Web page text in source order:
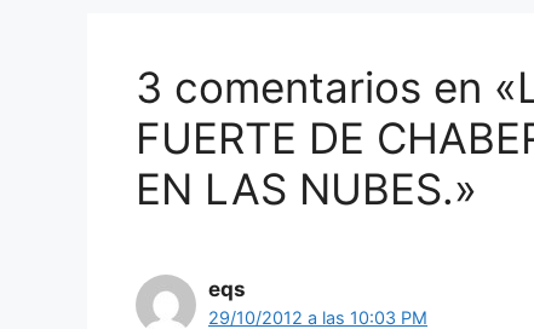
3 comentarios en
FUERTE DE
EN LAS NUBES.»
eqs
29/10/2012 a las 10:03 PM